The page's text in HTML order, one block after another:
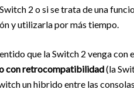
2 o si se trata de una
y utilizarla por más tiempo.
que la Switch 2 venga con
con retrocompatibilidad(la
un hibrido entre las